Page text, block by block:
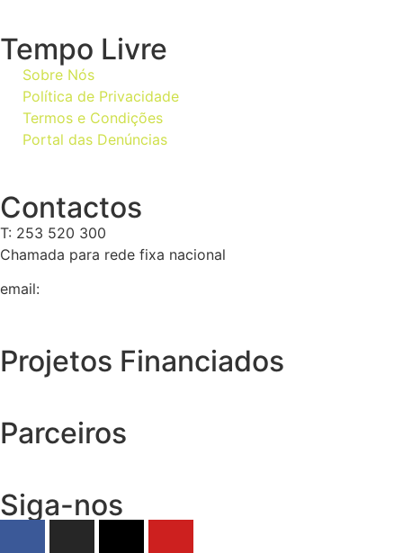
Tempo Livre
Sobre Nós
Política de Privacidade
Termos e Condições
Portal das Denúncias
Contactos
T: 253 520 300
Chamada para rede fixa nacional
email:
Projetos Financiados
Parceiros
Siga-nos